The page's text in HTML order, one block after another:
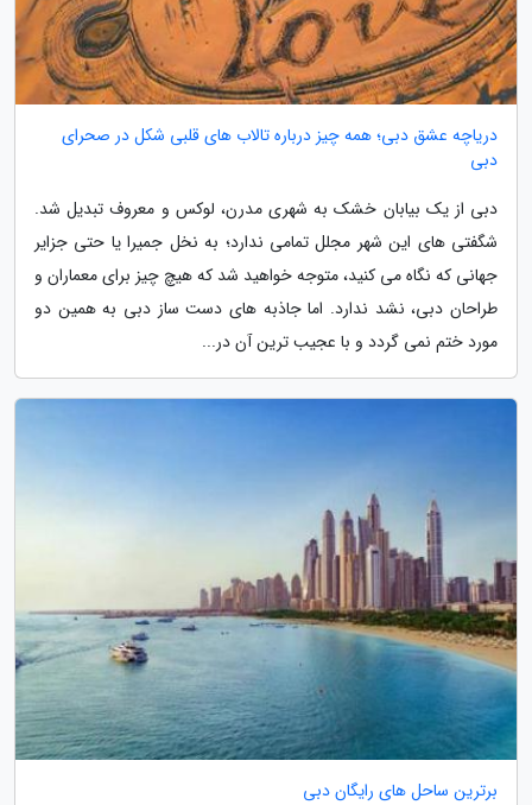
دریاچه عشق دبی؛ همه چیز درباره تالاب های قلبی شکل در صحرای
دبی
دبی از یک بیابان خشک به شهری مدرن، لوکس و معروف تبدیل شد.
شگفتی های این شهر مجلل تمامی ندارد؛ به نخل جمیرا یا حتی جزایر
جهانی که نگاه می کنید، متوجه خواهید شد که هیچ چیز برای معماران و
طراحان دبی، نشد ندارد. اما جاذبه های دست ساز دبی به همین دو
مورد ختم نمی گردد و با عجیب ترین آن در...
برترین ساحل های رایگان دبی